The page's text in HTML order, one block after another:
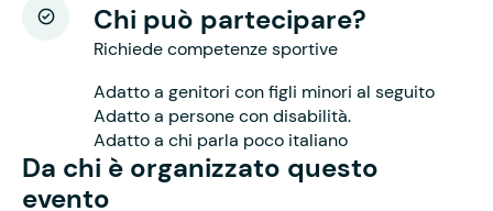
Chi può partecipare?
Richiede competenze sportive
Adatto a genitori con figli minori al seguito
Adatto a persone con disabilità.
Adatto a chi parla poco italiano
Da chi è organizzato questo
evento